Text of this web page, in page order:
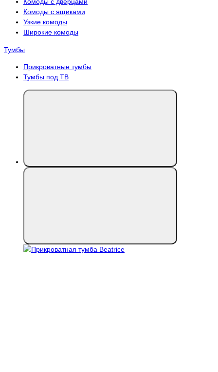
Комоды с дверцами
Комоды с ящиками
Узкие комоды
Широкие комоды
Тумбы
Прикроватные тумбы
Тумбы под ТВ